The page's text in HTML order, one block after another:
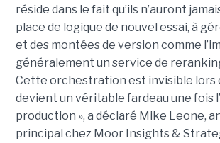
réside dans le fait qu’ils n’auront
place de logique de nouvel essai, à
et des montées de version comme
généralement un service de
Cette orchestration est invisible lors
devient un véritable fardeau une fois
production », a déclaré Mike Leone,
principal chez Moor Insights &